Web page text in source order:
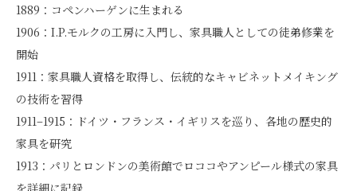
1889：コペンハーゲンに生まれる
1906：I.P.モルクの工房に入門し、家具職人としての徒弟修業を
開始
1911：家具職人資格を取得し、伝統的なキャビネットメイキング
の技術を習得
1911–1915：ドイツ・フランス・イギリスを巡り、各地の歴史的
家具を研究
1913：パリとロンドンの美術館でロココやアンピール様式の家具